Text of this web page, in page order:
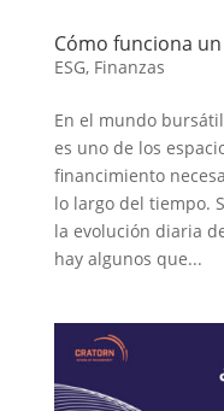
Cómo funciona un
ESG, Finanzas
En el mundo
es uno de los
financimiento
lo largo del tiempo.
la evolución diaria
hay algunos que...